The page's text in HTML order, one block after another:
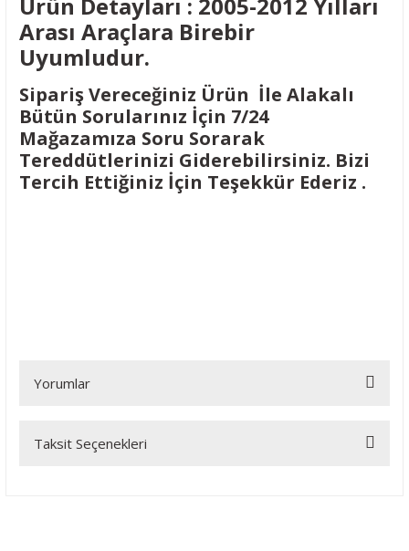
Arası Araçlara Birebir
Uyumludur.
Sipariş Vereceğiniz Ürün İle Alakalı
Bütün Sorularınız İçin 7/24
Mağazamıza Soru Sorarak
Tereddütlerinizi Giderebilirsiniz. Bizi
Tercih Ettiğiniz İçin Teşekkür Ederiz .
Yorumlar
Bu ürüne ilk yorumu siz yapın!
Taksit Seçenekleri